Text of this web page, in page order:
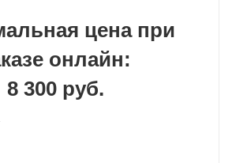
цена при
онлайн:
8 300 руб.